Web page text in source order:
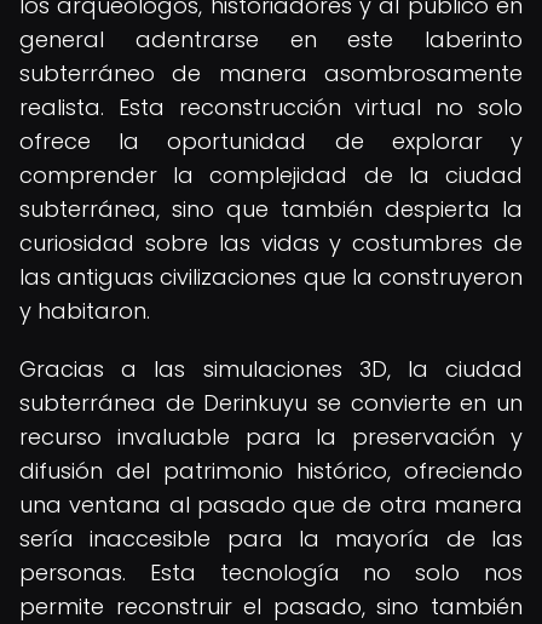
general adentrarse en este laberinto
subterráneo de manera asombrosamente
realista. Esta reconstrucción virtual no solo
ofrece la oportunidad de explorar y
comprender la complejidad de la ciudad
subterránea, sino que también despierta la
curiosidad sobre las vidas y costumbres de
las antiguas civilizaciones que la construyeron
y habitaron.
Gracias a las simulaciones 3D, la ciudad
subterránea de Derinkuyu se convierte en un
recurso invaluable para la preservación y
difusión del patrimonio histórico, ofreciendo
una ventana al pasado que de otra manera
sería inaccesible para la mayoría de las
personas. Esta tecnología no solo nos
permite reconstruir el pasado, sino también